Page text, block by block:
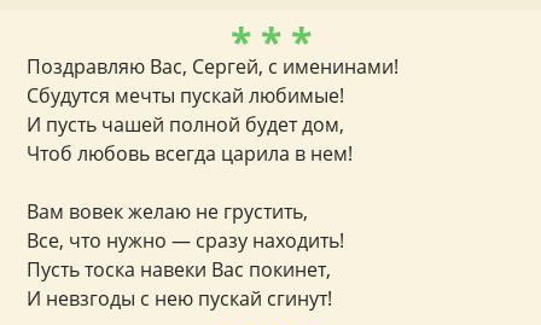
* * *
Поздравляю Вас, Сергей, с именинами!
Сбудутся мечты пускай любимые!
И пусть чашей полной будет дом,
Чтоб любовь всегда царила в нем!
Вам вовек желаю не грустить,
Все, что нужно — сразу находить!
Пусть тоска навеки Вас покинет,
И невзгоды с нею пускай сгинут!